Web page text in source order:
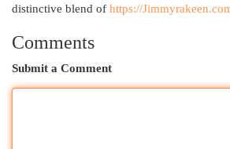
distinctive blend of https://
Comments
Submit a Comment